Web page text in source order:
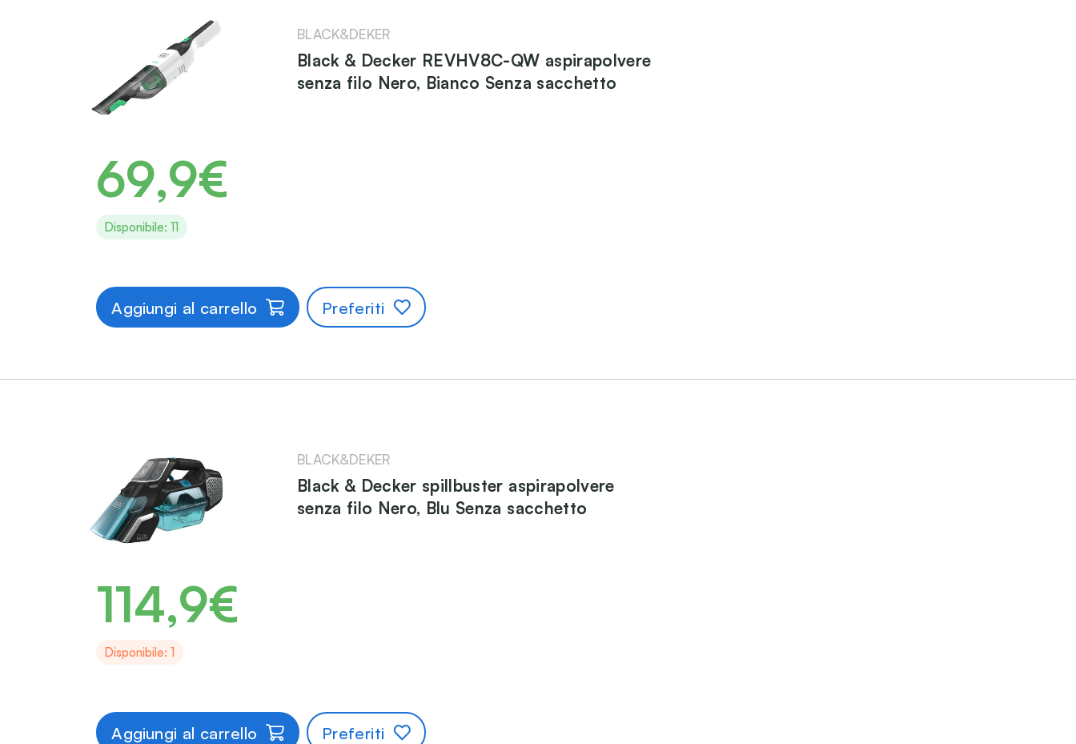
BLACK&DEKER
Black & Decker REVHV8C-QW aspirapolvere
senza filo Nero, Bianco Senza sacchetto
69,9€
Disponibile: 11
Aggiungi al carrello Preferiti
BLACK&DEKER
Black & Decker spillbuster aspirapolvere
senza filo Nero, Blu Senza sacchetto
114,9€
Disponibile: 1
Aggiungi al carrello Preferiti